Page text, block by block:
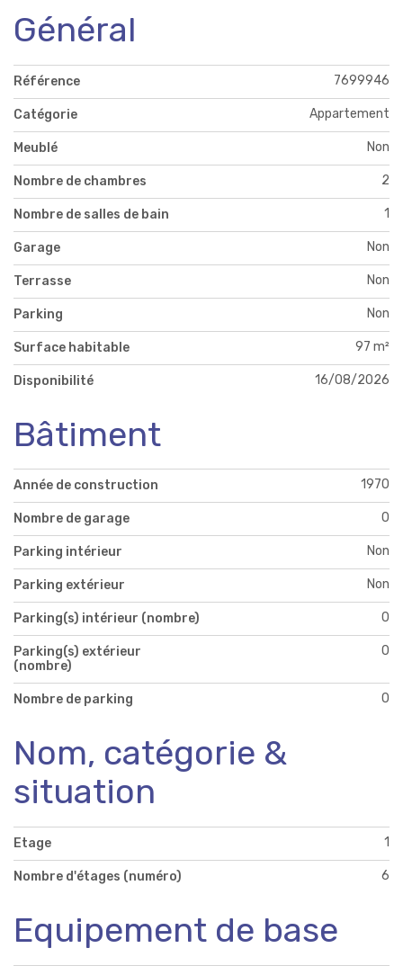
Général
Référence 7699946
Catégorie Appartement
Meublé Non
Nombre de chambres 2
Nombre de salles de bain 1
Garage Non
Terrasse Non
Parking Non
Surface habitable 97 m²
Disponibilité 16/08/2026
Bâtiment
Année de construction 1970
Nombre de garage 0
Parking intérieur Non
Parking extérieur Non
Parking(s) intérieur (nombre) 0
Parking(s) extérieur
(nombre)
0
Nombre de parking 0
Nom, catégorie &
situation
Etage 1
Nombre d'étages (numéro) 6
Equipement de base